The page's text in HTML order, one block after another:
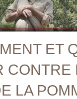
ET
CONTRE
LA